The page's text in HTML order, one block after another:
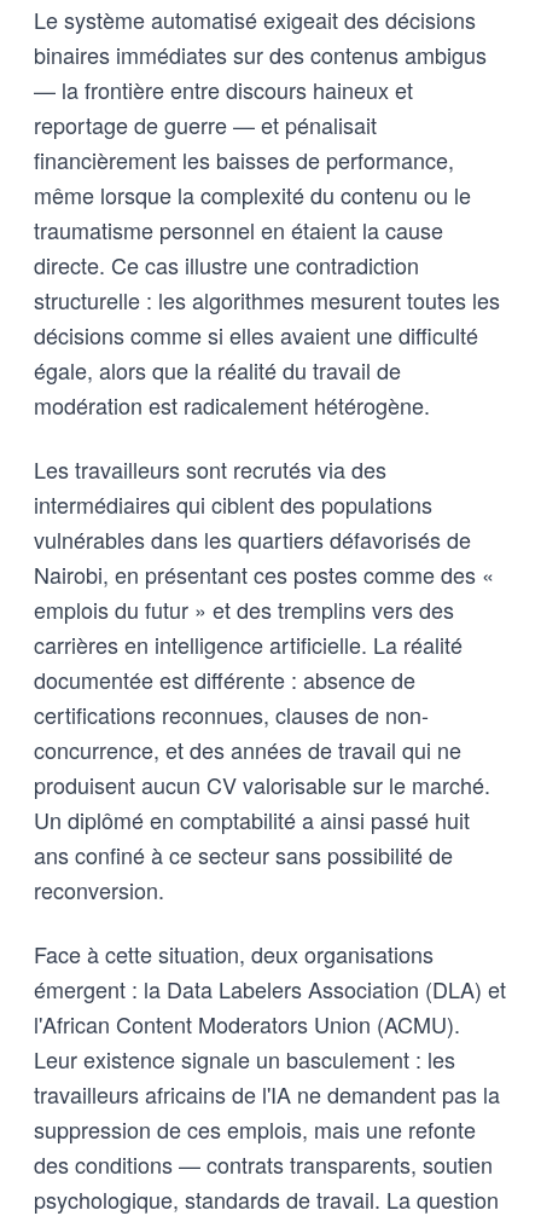
Le système automatisé exigeait des décisions
binaires immédiates sur des contenus ambigus
— la frontière entre discours haineux et
reportage de guerre — et pénalisait
financièrement les baisses de performance,
même lorsque la complexité du contenu ou le
traumatisme personnel en étaient la cause
directe. Ce cas illustre une contradiction
structurelle : les algorithmes mesurent toutes les
décisions comme si elles avaient une difficulté
égale, alors que la réalité du travail de
modération est radicalement hétérogène.
Les travailleurs sont recrutés via des
intermédiaires qui ciblent des populations
vulnérables dans les quartiers défavorisés de
Nairobi, en présentant ces postes comme des «
emplois du futur » et des tremplins vers des
carrières en intelligence artificielle. La réalité
documentée est différente : absence de
certifications reconnues, clauses de non-
concurrence, et des années de travail qui ne
produisent aucun CV valorisable sur le marché.
Un diplômé en comptabilité a ainsi passé huit
ans confiné à ce secteur sans possibilité de
reconversion.
Face à cette situation, deux organisations
émergent : la Data Labelers Association (DLA) et
l'African Content Moderators Union (ACMU).
Leur existence signale un basculement : les
travailleurs africains de l'IA ne demandent pas la
suppression de ces emplois, mais une refonte
des conditions — contrats transparents, soutien
psychologique, standards de travail. La question